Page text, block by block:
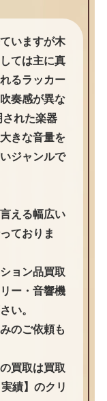
いますが木
ては主に真
るラッカー
奏感が異な
された楽器
きな音量を
ジャンルで
える幅広い
ておりま
ョン品買取
ー・音響機
い。
のご依頼も
買取は買取
績】のクリ